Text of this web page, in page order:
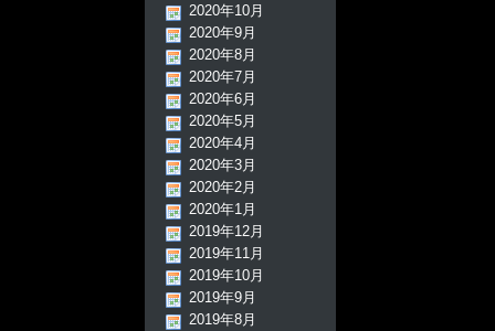
2020年10月
2020年9月
2020年8月
2020年7月
2020年6月
2020年5月
2020年4月
2020年3月
2020年2月
2020年1月
2019年12月
2019年11月
2019年10月
2019年9月
2019年8月